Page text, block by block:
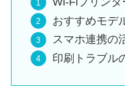
おすすめモデ
スマホ連携の
印刷トラブル